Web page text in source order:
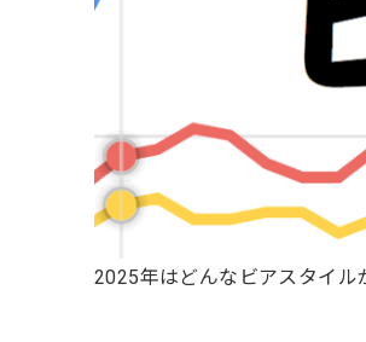
2025年はどんなビアスタイ